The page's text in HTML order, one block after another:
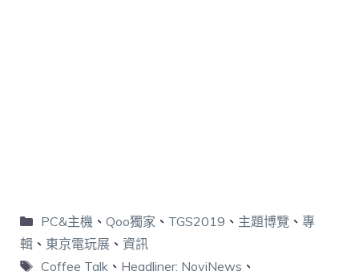
PC&主機 、 Qoo獨家 、 TGS2019 、 主題博覽 、 專
輯 、 東京電玩展 、 資訊
Coffee Talk 、 Headliner: NoviNews 、